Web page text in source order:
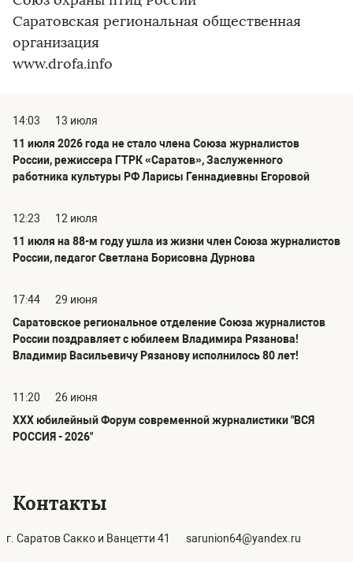
Саратовска­я региональн­ая общественн­ая
организаци­я
www.drofa.info
14:03
13 июля
11 июля 2026 года не стало члена Союза журналистов
России, режиссера ГТРК «Саратов», Заслуженного
работника культуры РФ Ларисы Геннадиевны Егоровой
12:23
12 июля
11 июля на 88-м году ушла из жизни член Союза журналистов
России, педагог Светлана Борисовна Дурнова
17:44
29 июня
Саратовское региональное отделение Союза журналистов
России поздравляет с юбилеем Владимира Рязанова!
Владимир Васильевичу Рязанову исполнилось 80 лет!
11:20
26 июня
ХХХ юбилейный Форум современной журналистики "ВСЯ
РОССИЯ - 2026"
Контакты
г. Саратов Сакко и Ванцетти 41 sarunion64@yandex.ru